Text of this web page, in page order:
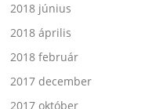
2018 június
2018 április
2018 február
2017 december
2017 október